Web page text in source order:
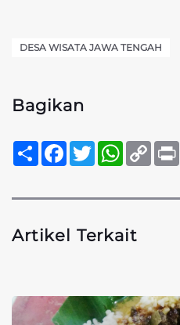
DESA WISATA JAWA TENGAH
Bagikan
SambungFacebook
TwitterWhatsApp
Copy
Link
Artikel Terkait